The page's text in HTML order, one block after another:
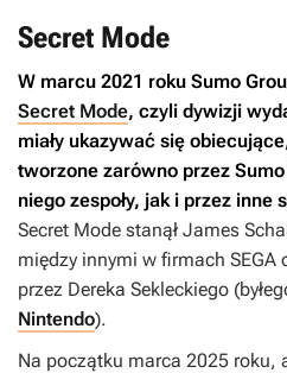
Secret Mode
W marcu 2021 roku Sumo
Secret Mode, czyli dywizji
miały ukazywać się
tworzone zarówno przez
niego zespoły, jak i przez inne
Secret Mode stanął James
między innymi w firmach
przez Dereka Sekleckiego
Nintendo).
Na początku marca 2025 roku,